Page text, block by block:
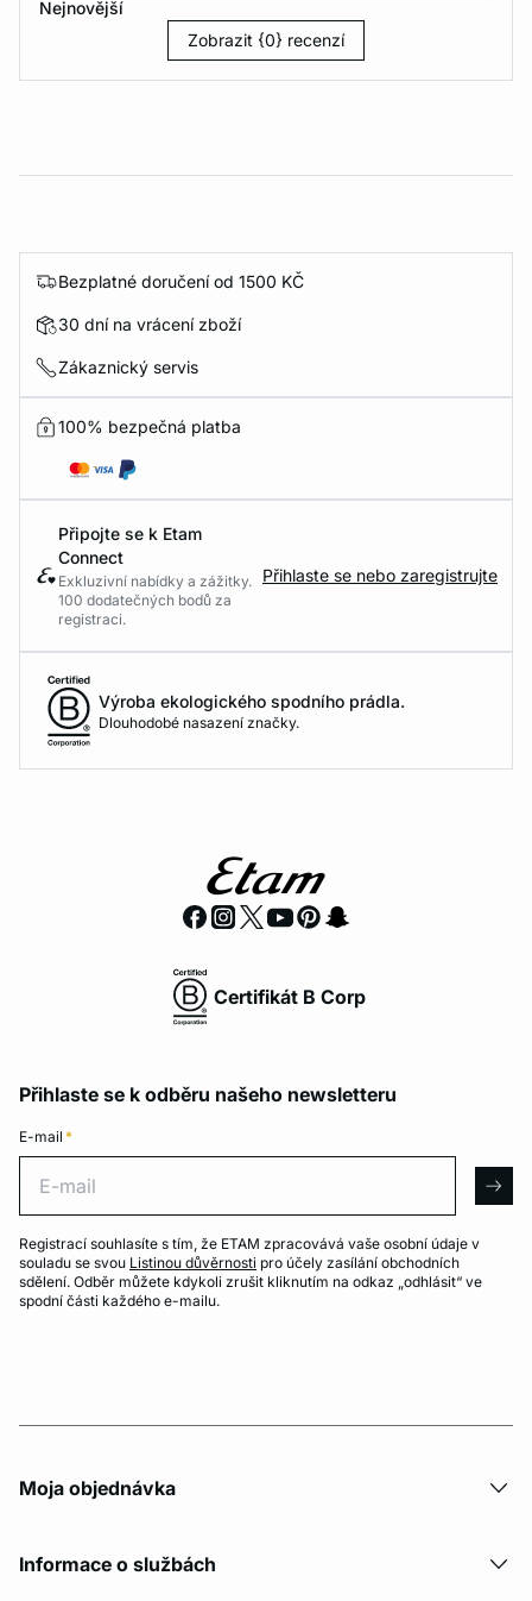
Nejnovější
Zobrazit {0} recenzí
Bezplatné doručení od 1500 KČ
30 dní na vrácení zboží
Zákaznický servis
100% bezpečná platba
Připojte se k Etam
Connect
Exkluzivní nabídky a zážitky.
100 dodatečných bodů za
registraci.
Přihlaste se nebo zaregistrujte
Výroba ekologického spodního prádla.
Dlouhodobé nasazení značky.
Certifikát B Corp
Přihlaste se k odběru našeho newsletteru
E-mail *
Registrací souhlasíte s tím, že ETAM zpracovává vaše osobní údaje v
souladu se svou Listinou důvěrnosti pro účely zasílání obchodních
sdělení. Odběr můžete kdykoli zrušit kliknutím na odkaz „odhlásit“ ve
spodní části každého e-mailu.
Moja objednávka
Informace o službách